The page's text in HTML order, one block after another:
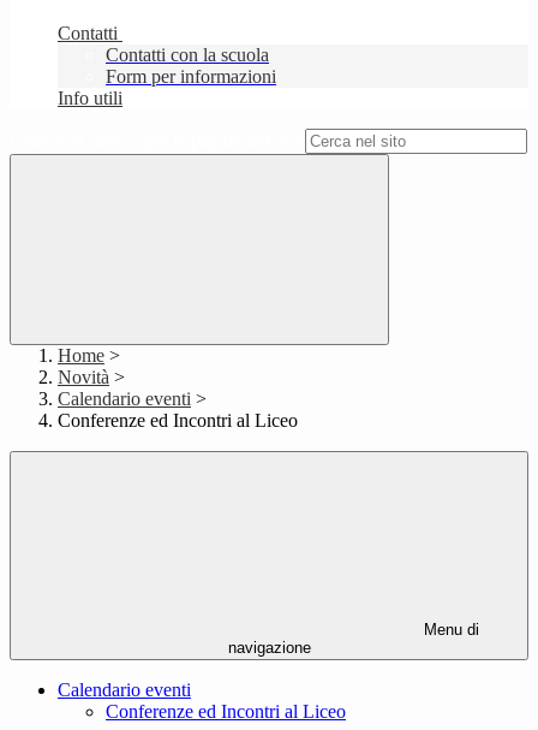
Contatti
Contatti con la scuola
Form per informazioni
Info utili
Home >
Novità >
Calendario eventi >
Conferenze ed Incontri al Liceo
Menu di
navigazione
Calendario eventi
Conferenze ed Incontri al Liceo